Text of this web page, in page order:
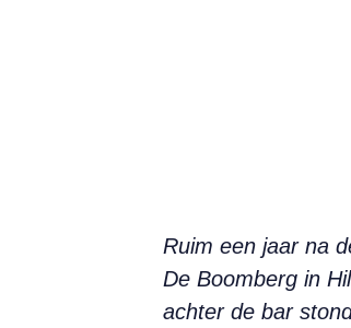
Ruim een jaar na
De Boomberg in
achter de bar